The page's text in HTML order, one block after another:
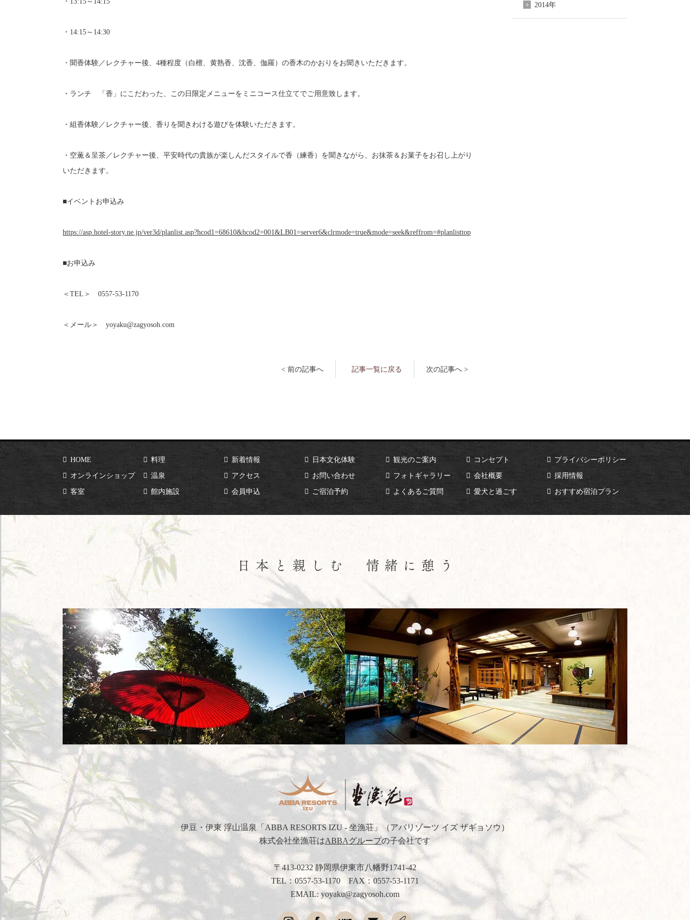
・14:15～14:30
・聞香体験／レクチャー後、4種程度（白檀、黄熟香、沈香、伽羅）の香木のかおりをお聞きいただきます。
・ランチ 「香」にこだわった、この日限定メニューをミニコース仕立てでご用意致します。
・組香体験／レクチャー後、香りを聞きわける遊びを体験いただきます。
・空薫＆呈茶／レクチャー後、平安時代の貴族が楽しんだスタイルで香（練香）を聞きながら、お抹茶＆お菓子をお召し上がり
いただきます。
■イベントお申込み
https://asp.hotel-story.ne.jp/ver3d/planlist.asp?hcod1=68610&hcod2=001&LB01=server6&clrmode=true&mode=seek&reffrom=#planlisttop
■お申込み
＜TEL＞ 0557-53-1170
＜メール＞ yoyaku@zagyosoh.com
< 前の記事へ 記事一覧に戻る 次の記事へ >
2014年
HOME 料理 新着情報 日本文化体験 観光のご案内 コンセプト
プライバシーポリシー
オンラインショップ
温泉 アクセス お問い合わせ フォトギャラリー 会社概要
採用情報
客室
館内施設 会員申込 ご宿泊予約 よくあるご質問 愛犬と過ごす おすすめ宿泊プラン
伊豆・伊東 浮山温泉 「ABBA RESORTS IZU - 坐漁荘」
（アバリゾーツ イズ ザギョソウ）
株式会社坐漁荘はABBAグループの子会社です
〒413-0232 静岡県伊東市八幡野1741-42
TEL： 0557-53-1170
FAX：0557-53-1171
EMAIL: yoyaku@zagyosoh.com